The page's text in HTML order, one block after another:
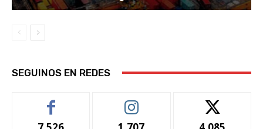
SEGUINOS EN REDES